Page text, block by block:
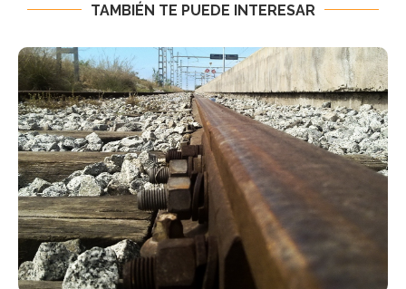
TAMBIÉN TE PUEDE INTERESAR